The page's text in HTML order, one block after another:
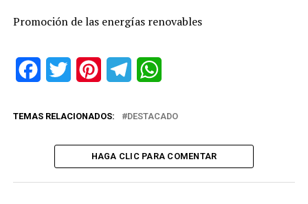
Promoción de las energías renovables
FacebookTwitter PinterestTelegram
TEMAS RELACIONADOS: DESTACADO
HAGA CLIC PARA COMENTAR